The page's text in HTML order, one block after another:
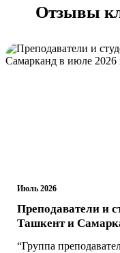
Отзывы
Июль 2026
Преподаватели и
Ташкент и
“Группа